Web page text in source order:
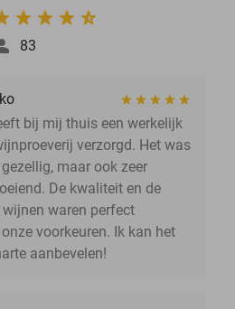
83
bij mij thuis een werkelijk
verzorgd. Het was
maar ook zeer
De kwaliteit en de
waren perfect
voorkeuren. Ik kan het
aanbevelen!